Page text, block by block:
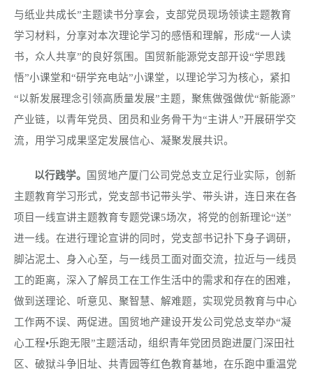
与纸业共成长”主题读书分享会，支部党员现场领读主题教育
学习材料，分享对本次理论学习的感悟和理解，形成“一人读
书，众人共享”的良好氛围。国贸新能源党支部开设“学思践
悟”小课堂和“研学充电站”小课堂，以理论学习为核心，紧扣
“以新发展理念引领高质量发展”主题，聚焦做强做优“新能源”
产业链，以青年党员、团员和业务骨干为“主讲人”开展研学交
流，用学习成果坚定发展信心、凝聚发展共识。
以行践学。
国贸地产厦门公司党总支立足行业实际，创新
主题教育学习形式，党支部书记带头学、带头讲，连日来在各
项目一线宣讲主题教育专题党课5场次，将党的创新理论“送”
进一线。在进行理论宣讲的同时，党支部书记扑下身子调研，
脚沾泥土、身入心至，与一线员工面对面交流，拉近与一线员
工的距离，深入了解员工在工作生活中的需求和存在的困难，
做到送理论、听意见、聚智慧、解难题，实现党员教育与中心
工作两不误、两促进。国贸地产建设开发公司党总支举办“凝
心工程•乐跑无限”主题活动，组织青年党团员跑进厦门深田社
区、破狱斗争旧址、共青园等红色教育基地， 在乐跑中重温党